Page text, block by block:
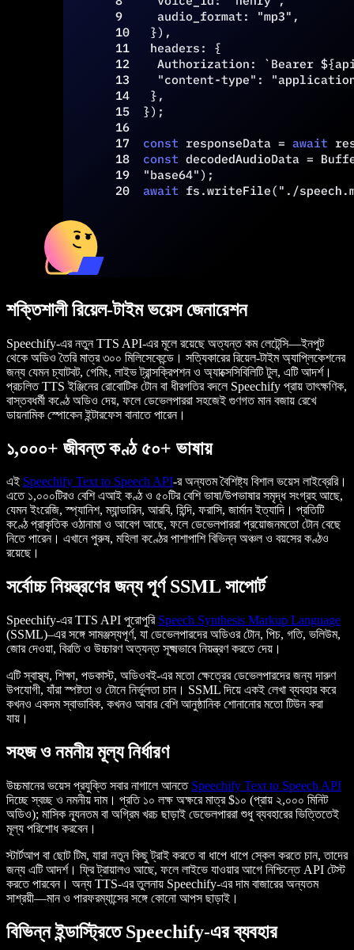
শক্তিশালী রিয়েল-টাইম ভয়েস জেনারেশন
Speechify-এর নতুন TTS API-এর মূলে রয়েছে অত্যন্ত কম লেটেন্সি—ইনপুট
থেকে অডিও তৈরি মাত্র ৩০০ মিলিসেকেন্ডে। সত্যিকারের রিয়েল-টাইম অ্যাপ্লিকেশনের
জন্য যেমন চ্যাটবট, গেমিং, লাইভ ট্রান্সক্রিপশন ও অ্যাক্সেসিবিলিটি টুল, এটি আদর্শ।
প্রচলিত TTS ইঞ্জিনের রোবোটিক টোন বা ধীরগতির বদলে Speechify প্রায় তাৎক্ষণিক,
বাস্তবধর্মী কণ্ঠে অডিও দেয়, ফলে ডেভেলপাররা সহজেই গুণগত মান বজায় রেখে
ডায়নামিক স্পোকেন ইন্টারফেস বানাতে পারেন।
১,০০০+ জীবন্ত কণ্ঠ ৫০+ ভাষায়
এই Speechify Text to Speech API-র অন্যতম বৈশিষ্ট্য বিশাল ভয়েস লাইব্রেরি।
এতে ১,০০০টিরও বেশি এআই কণ্ঠ ও ৫০টির বেশি ভাষা/উপভাষার সমৃদ্ধ সংগ্রহ আছে,
যেমন ইংরেজি, স্প্যানিশ, ম্যান্ডারিন, আরবি, হিন্দি, ফরাসি, জার্মান ইত্যাদি। প্রতিটি
কণ্ঠে প্রাকৃতিক ওঠানামা ও আবেগ আছে, ফলে ডেভেলপাররা প্রয়োজনমতো টোন বেছে
নিতে পারেন। এখানে পুরুষ, মহিলা কণ্ঠের পাশাপাশি বিভিন্ন অঞ্চল ও বয়সের কণ্ঠও
রয়েছে।
সর্বোচ্চ নিয়ন্ত্রণের জন্য পূর্ণ SSML সাপোর্ট
Speechify-এর TTS API পুরোপুরি Speech Synthesis Markup Language
(SSML)–এর সঙ্গে সামঞ্জস্যপূর্ণ, যা ডেভেলপারদের অডিওর টোন, পিচ, গতি, ভলিউম,
জোর দেওয়া, বিরতি ও উচ্চারণ অত্যন্ত সূক্ষ্মভাবে নিয়ন্ত্রণ করতে দেয়।
এটি স্বাস্থ্য, শিক্ষা, পডকাস্ট, অডিওবই-এর মতো ক্ষেত্রের ডেভেলপারদের জন্য দারুণ
উপযোগী, যাঁরা স্পষ্টতা ও টোনে নির্ভুলতা চান। SSML দিয়ে একই লেখা ব্যবহার করে
কখনও একদম স্বাভাবিক, কখনও আবার বেশি আনুষ্ঠানিক শোনানোর মতো টিউন করা
যায়।
সহজ ও নমনীয় মূল্য নির্ধারণ
উচ্চমানের ভয়েস প্রযুক্তি সবার নাগালে আনতে Speechify Text to Speech API
দিচ্ছে স্বচ্ছ ও নমনীয় দাম। প্রতি ১০ লক্ষ অক্ষরে মাত্র $১০ (প্রায় ২,০০০ মিনিট
অডিও); মাসিক ন্যূনতম বা অগ্রিম খরচ ছাড়াই ডেভেলপাররা শুধু ব্যবহারের ভিত্তিতেই
মূল্য পরিশোধ করবেন।
স্টার্টআপ বা ছোট টিম, যারা নতুন কিছু ট্রাই করতে বা ধাপে ধাপে স্কেল করতে চান, তাদের
জন্য এটি আদর্শ। ফ্রি ট্রায়ালও আছে, ফলে লাইভে যাওয়ার আগে নিশ্চিন্তে API টেস্ট
করতে পারবেন। অন্য TTS-এর তুলনায় Speechify-এর দাম বাজারের অন্যতম
সাশ্রয়ী—মান ও পারফরম্যান্সের সঙ্গে কোনো আপস ছাড়াই।
বিভিন্ন ইন্ডাস্ট্রিতে Speechify-এর ব্যবহার